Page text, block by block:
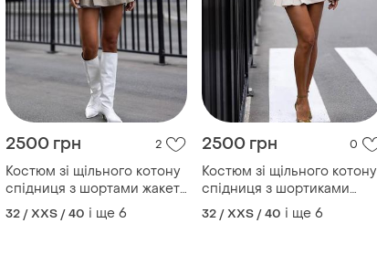
2500 грн 2
Костюм зі щільного котону
спідниця з шортами жакет
на підкладці
32 / XXS / 40 і ще 6
2500 грн 0
Костюм зі щільного котону
спідниця з шортиками
вкорочений жакет
32 / XXS / 40 і ще 6